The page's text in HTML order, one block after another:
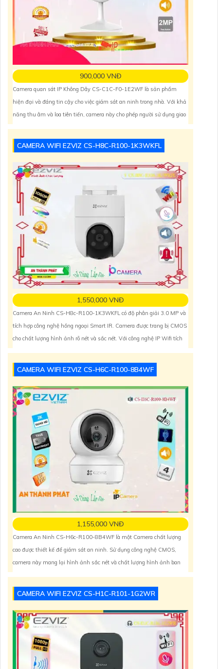
900,000 VNĐ
Camera quan sát IP Không Dây CS-C1C-F0-1E2WF là sản phẩm
hiện đại và đáng tin cậy cho việc giám sát an ninh trong nhà. Với khả
năng thu âm và loa tiên tiến, camera này cho phép người sử dụng giao
nhất, nó được trang bị khả năng
CAMERA WIFI EZVIZ CS-H8C-R100-1K3WKFL
1,550,000 VNĐ
Camera An Ninh CS-H8c-R100-1K3WKFL có độ phân giải 3.0 MP và
tích hợp công nghệ hồng ngoại Smart IR. Camera được trang bị CMOS
cho chất lượng hình ảnh rõ nét và sắc nét. Với công nghệ IP Wifi tích
bao giờ hết. Camera này còn có khả
CAMERA WIFI EZVIZ CS-H6C-R100-8B4WF
1,155,000 VNĐ
Camera An Ninh CS-H6c-R100-8B4WF là một Camera chất lượng
cao được thiết kế để giám sát an ninh. Sử dụng công nghệ CMOS,
camera này mang lại hình ảnh sắc nét và chất lượng hình ảnh ban
giúp kết nối dễ dàng và thuận tiện. Độ phân giải
CAMERA WIFI EZVIZ CS-H1C-R101-1G2WR